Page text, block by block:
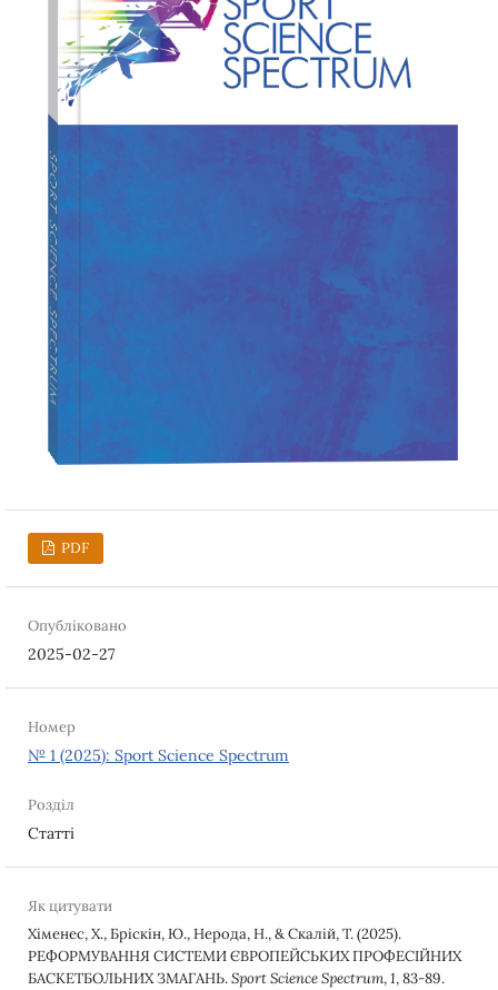
PDF
Опубліковано
2025-02-27
Номер
№ 1 (2025): Sport Science Spectrum
Розділ
Статті
Як цитувати
Хіменес, Х., Бріскін, Ю., Нерода, Н., & Скалій, Т. (2025).
РЕФОРМУВАННЯ СИСТЕМИ ЄВРОПЕЙСЬКИХ ПРОФЕСІЙНИХ
БАСКЕТБОЛЬНИХ ЗМАГАНЬ.Sport Science Spectrum,1, 83-89.